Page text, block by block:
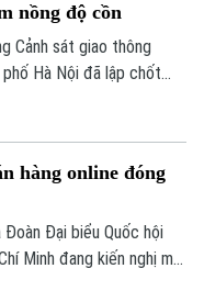
dân Thủ đô.
nồng độ cồn
Cảnh sát giao thông
phố Hà Nội đã lập chốt
hàng online đóng
Đoàn Đại biểu Quốc hội
Minh đang kiến nghị mở